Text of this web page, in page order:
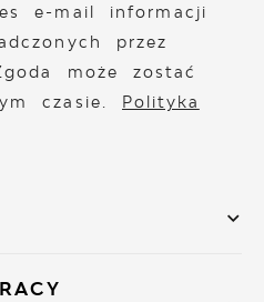
e-mail informacji
przez
może zostać
czasie. Polityka